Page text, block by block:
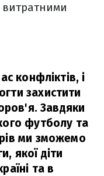
витратними
конфліктів, і
захистити
Завдяки
футболу та
ми зможемо
якої діти
та в